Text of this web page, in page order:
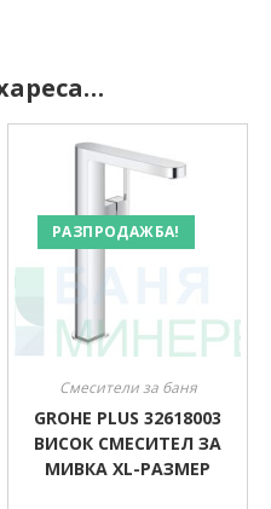
РАЗПРОДАЖБА!
Смесители за баня
GROHE PLUS 32618003
ВИСОК СМЕСИТЕЛ ЗА
МИВКА XL-РАЗМЕР